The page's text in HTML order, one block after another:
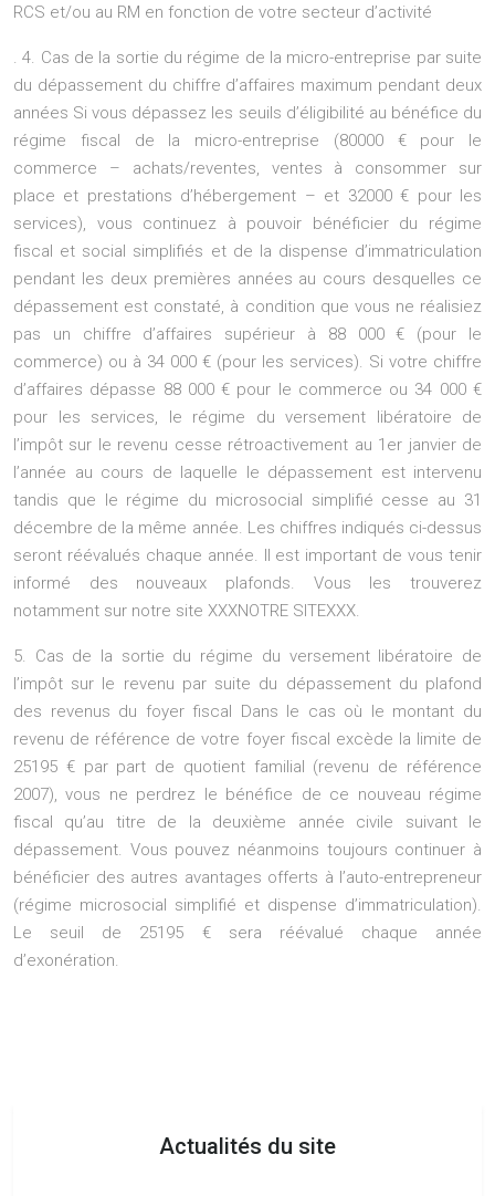
RCS et/ou au RM en fonction de votre secteur d’activité
. 4. Cas de la sortie du régime de la micro-entreprise par suite
du dépassement du chiffre d’affaires maximum pendant deux
années Si vous dépassez les seuils d’éligibilité au bénéfice du
régime fiscal de la micro-entreprise (80000 € pour le
commerce – achats/reventes, ventes à consommer sur
place et prestations d’hébergement – et 32000 € pour les
services), vous continuez à pouvoir bénéficier du régime
fiscal et social simplifiés et de la dispense d’immatriculation
pendant les deux premières années au cours desquelles ce
dépassement est constaté, à condition que vous ne réalisiez
pas un chiffre d’affaires supérieur à 88 000 € (pour le
commerce) ou à 34 000 € (pour les services). Si votre chiffre
d’affaires dépasse 88 000 € pour le commerce ou 34 000 €
pour les services, le régime du versement libératoire de
l’impôt sur le revenu cesse rétroactivement au 1er janvier de
l’année au cours de laquelle le dépassement est intervenu
tandis que le régime du microsocial simplifié cesse au 31
décembre de la même année. Les chiffres indiqués ci-dessus
seront réévalués chaque année. Il est important de vous tenir
informé des nouveaux plafonds. Vous les trouverez
notamment sur notre site XXXNOTRE SITEXXX.
5. Cas de la sortie du régime du versement libératoire de
l’impôt sur le revenu par suite du dépassement du plafond
des revenus du foyer fiscal Dans le cas où le montant du
revenu de référence de votre foyer fiscal excède la limite de
25195 € par part de quotient familial (revenu de référence
2007), vous ne perdrez le bénéfice de ce nouveau régime
fiscal qu’au titre de la deuxième année civile suivant le
dépassement. Vous pouvez néanmoins toujours continuer à
bénéficier des autres avantages offerts à l’auto-entrepreneur
(régime microsocial simplifié et dispense d’immatriculation).
Le seuil de 25195 € sera réévalué chaque année
d’exonération.
Actualités du site